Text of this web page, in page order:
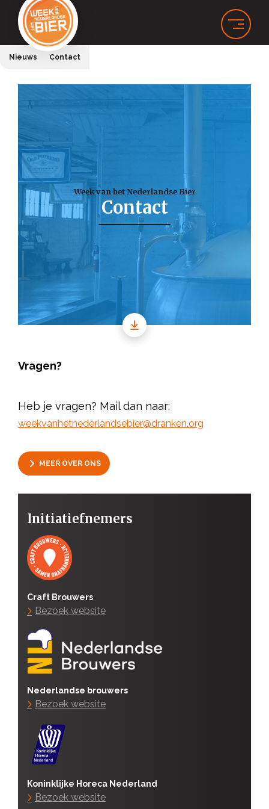
Nieuws Contact
Week van het Nederlandse Bier
Contact
Vragen?
Heb je vragen? Mail dan naar:
weekvanhetnederlandsebier@dranken.org
MEER OVER ONS
Initiatiefnemers
Craft Brouwers
Bezoek website
Nederlandse brouwers
Bezoek website
Koninklijke Horeca Nederland
Bezoek website